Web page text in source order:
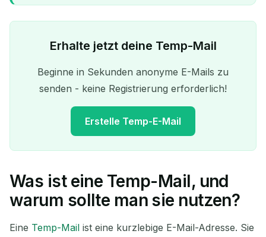
Erhalte jetzt deine Temp-Mail
Beginne in Sekunden anonyme E-Mails zu
senden - keine Registrierung erforderlich!
Erstelle Temp-E-Mail
Ihre temporäre E-Mail-
Adresse:
Was ist eine Temp-Mail, und
warum sollte man sie nutzen?
Eine Temp-Mail ist eine kurzlebige E-Mail-Adresse. Sie